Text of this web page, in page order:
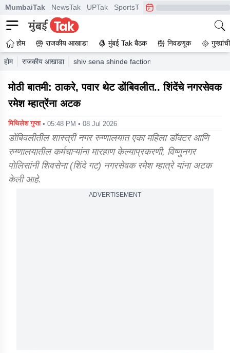
MumbaiTak NewsTak UPTak SportsTak CrimeTak
होम राजकीय आखाडा मुंबई Tak बैठक निवडणूक
होम राजकीय आखाडा shiv sena shinde faction dombivli corporator
मोठी बातमी: ठाकरे, पवार थेट डोंबिवलीत.. शिंदेंचे नगरसेवक
रमेश म्हात्रेंना अटक
मिथिलेश गुप्ता • 05:48 PM • 08 Jul 2026
डोंबिवलीतील शास्त्री नगर रुग्णालयात एका महिला डॉक्टर आणि
रुग्णालयातील कर्मचाऱ्यांना मारहाण केल्याप्रकरणी, विष्णुनगर
पोलिसांनी शिवसेना (शिंदे गट) नगरसेवक रमेश म्हात्रे यांना अटक
केली आहे.
ADVERTISEMENT